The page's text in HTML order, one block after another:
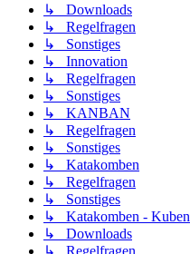
↳ Downloads
↳ Regelfragen
↳ Sonstiges
↳ Innovation
↳ Regelfragen
↳ Sonstiges
↳ KANBAN
↳ Regelfragen
↳ Sonstiges
↳ Katakomben
↳ Regelfragen
↳ Sonstiges
↳ Katakomben - Kuben
↳ Downloads
↳ Regelfragen